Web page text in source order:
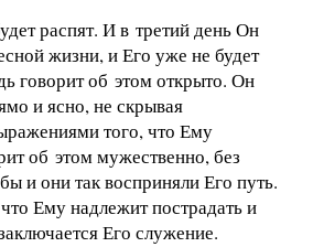
распят. И в третий день Он
жизни, и Его уже не будет
говорит об этом открыто. Он
и ясно, не скрывая
того, что Ему
об этом мужественно, без
и они так восприняли Его путь.
Ему надлежит пострадать и
Его служение.